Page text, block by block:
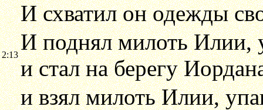
И схватил он одежды
2:13
И поднял милоть Илии,
и стал на берегу
и взял милоть Илии,